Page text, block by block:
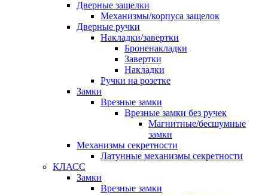
Дверные защелки
Механизмы/корпуса защелок
Дверные ручки
Накладки/завертки
Броненакладки
Завертки
Накладки
Ручки на розетке
Замки
Врезные замки
Врезные замки без ручек
Магнитные/бесшумные
замки
Механизмы секретности
Латунные механизмы секретности
КЛАСС
Замки
Врезные замки